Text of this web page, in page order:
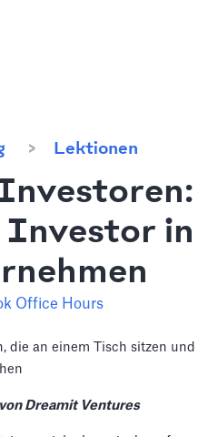
Lektionen
Investor in
Office Hours
Dreamit Ventures